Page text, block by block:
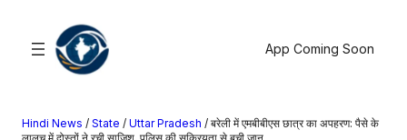
खोजें
App Coming Soon
Hindi News / State / Uttar Pradesh / बरेली में एमबीबीएस छात्र का अपहरण: पैसे के